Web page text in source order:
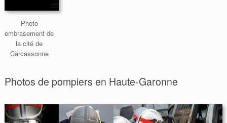
Photo
embrasement de
la cité de
Carcassonne
Photos de pompiers en Haute-Garonne